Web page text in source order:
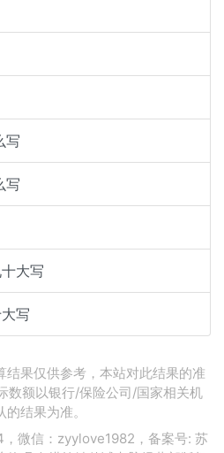
写
写
大写
写
结果仅供参考，本站对此结果的准
数额以银行/保险公司/国家相关机
的结果为准。
微信：zyylove1982，备案号: 苏